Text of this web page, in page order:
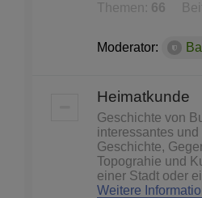
Themen: 66
Moderator:
Heimatkunde
Geschichte von
interessantes
Geschichte,
Topograhie und
einer Stadt oder
Weitere